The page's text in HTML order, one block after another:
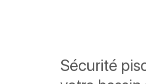
Sécurité